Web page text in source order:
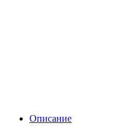
Описание